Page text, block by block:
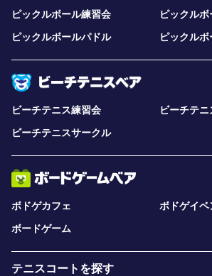
ピックルボール練習会
ピックル
ピックルボールパドル
ピックル
ビーチテニス練習会
ビーチテニ
ビーチテニスサークル
ボドゲカフェ
ボドゲイベ
ボードゲーム
テニスコートを探す